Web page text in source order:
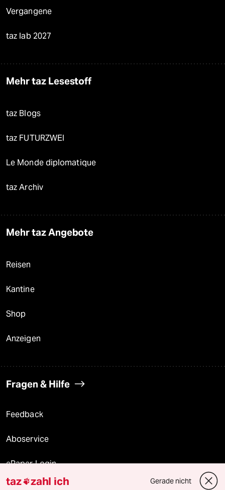
Vergangene
taz lab 2027
Mehr taz Lesestoff
taz Blogs
taz FUTURZWEI
Le Monde diplomatique
taz Archiv
Mehr taz Angebote
Reisen
Kantine
Shop
Anzeigen
Fragen & Hilfe
Feedback
Aboservice
ePaper Login
taz zahl ich Gerade nicht